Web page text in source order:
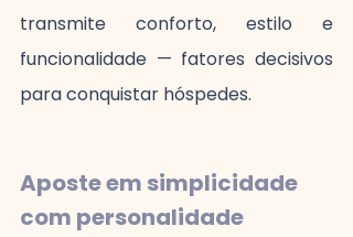
transmite conforto, estilo e
funcionalidade — fatores decisivos
para conquistar hóspedes.
Aposte em simplicidade
com personalidade